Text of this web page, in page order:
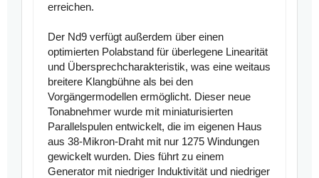
erreichen.
Der Nd9 verfügt außerdem über einen
optimierten Polabstand für überlegene Linearität
und Übersprechcharakteristik, was eine weitaus
breitere Klangbühne als bei den
Vorgängermodellen ermöglicht. Dieser neue
Tonabnehmer wurde mit miniaturisierten
Parallelspulen entwickelt, die im eigenen Haus
aus 38-Mikron-Draht mit nur 1275 Windungen
gewickelt wurden. Dies führt zu einem
Generator mit niedriger Induktivität und niedriger